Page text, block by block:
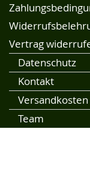
Vertrag
Datenschutz
Kontakt
Versandkosten
Team